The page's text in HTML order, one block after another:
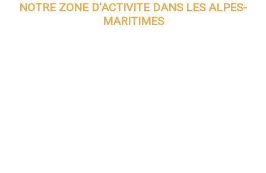
NOTRE ZONE D'ACTIVITE DANS LES ALPES-
MARITIMES